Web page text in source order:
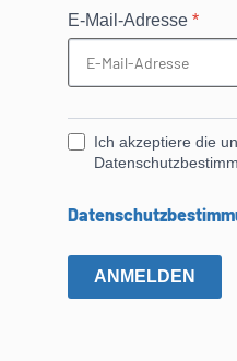
E-Mail-Adresse*
Ich akzeptiere die
ANMELDEN